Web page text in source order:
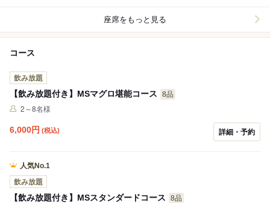
座席をもっと見る
コース
飲み放題
【飲み放題付き】MSマグロ堪能コース 8品
2～8名様
6,000円 (税込) 詳細・予約
人気No.1
飲み放題
【飲み放題付き】MSスタンダードコース 8品